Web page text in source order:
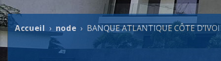
Fil
d'Ariane
Accueil node BANQUE ATLANTIQUE CÔTE